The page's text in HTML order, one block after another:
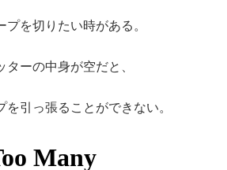
を切りたい時がある。
ーの中身が空だと、
引っ張ることができない。